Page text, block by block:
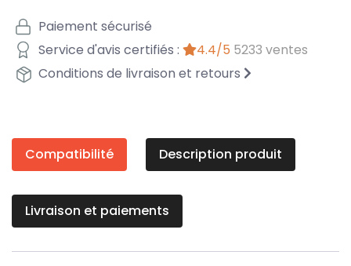
Paiement sécurisé
Service d'avis certifiés :
4.4/5 5233 ventes
Conditions de livraison et retours
Compatibilité Description produit
Livraison et paiements